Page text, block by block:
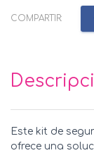
COMPARTIR:
Este kit de
ofrece una